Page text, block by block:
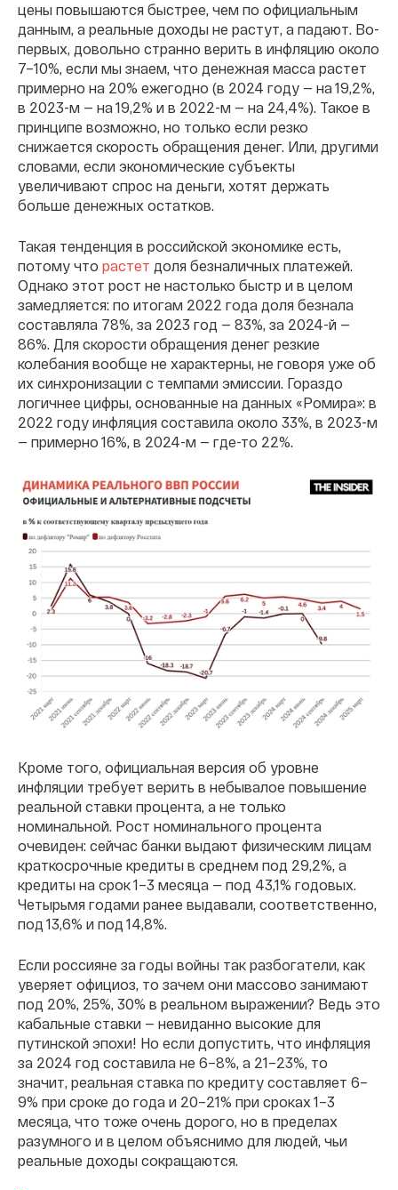
цены повышаются быстрее, чем по официальным
данным, а реальные доходы не растут, а падают. Во-
первых, довольно странно верить в инфляцию около
7–10%, если мы знаем, что денежная масса растет
примерно на 20% ежегодно (в 2024 году — на 19,2%,
в 2023-м — на 19,2% и в 2022-м — на 24,4%). Такое в
принципе возможно, но только если резко
снижается скорость обращения денег. Или, другими
словами, если экономические субъекты
увеличивают спрос на деньги, хотят держать
больше денежных остатков.
Такая тенденция в российской экономике есть,
потому что растет доля безналичных платежей.
Однако этот рост не настолько быстр и в целом
замедляется: по итогам 2022 года доля безнала
составляла 78%, за 2023 год — 83%, за 2024-й —
86%. Для скорости обращения денег резкие
колебания вообще не характерны, не говоря уже об
их синхронизации с темпами эмиссии. Гораздо
логичнее цифры, основанные на данных «Ромира»: в
2022 году инфляция составила около 33%, в 2023-м
— примерно 16%, в 2024-м — где-то 22%.
Кроме того, официальная версия об уровне
инфляции требует верить в небывалое повышение
реальной ставки процента, а не только
номинальной. Рост номинального процента
очевиден: сейчас банки выдают физическим лицам
краткосрочные кредиты в среднем под 29,2%, а
кредиты на срок 1–3 месяца — под 43,1% годовых.
Четырьмя годами ранее выдавали, соответственно,
под 13,6% и под 14,8%.
Если россияне за годы войны так разбогатели, как
уверяет официоз, то зачем они массово занимают
под 20%, 25%, 30% в реальном выражении? Ведь это
кабальные ставки — невиданно высокие для
путинской эпохи! Но если допустить, что инфляция
за 2024 год составила не 6–8%, а 21–23%, то
значит, реальная ставка по кредиту составляет 6–
9% при сроке до года и 20–21% при сроках 1–3
месяца, что тоже очень дорого, но в пределах
разумного и в целом объяснимо для людей, чьи
реальные доходы сокращаются.